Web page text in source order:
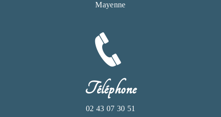
Mayenne
Téléphone
02 43 07 30 51